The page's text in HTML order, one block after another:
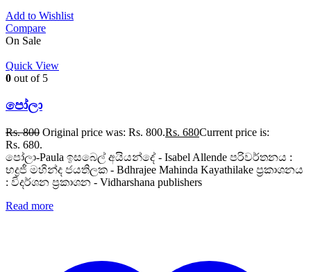
Add to Wishlist
Compare
On Sale
Quick View
0 out of 5
පෝලා
Rs.800 Original price was: Rs. 800.Rs. 680Current price is:
Rs. 680.
පෝලා-Paula ඉසබෙල් අයියන්දේ - Isabel Allende පරිවර්තනය :
භද්‍රජී මහින්ද ජයතිලක - Bdhrajee Mahinda Kayathilake ප්‍රකාශනය
: විදර්ශන ප්‍රකාශන - Vidharshana publishers
Read more